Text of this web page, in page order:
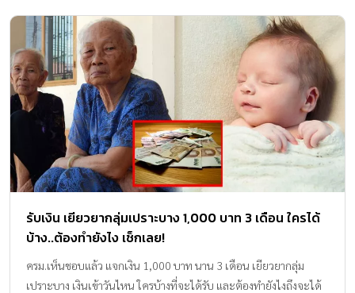
รับเงิน เยียวยากลุ่มเปราะบาง 1,000 บาท 3 เดือน ใครได้
บ้าง..ต้องทำยังไง เช็กเลย!
ครม.เห็นชอบแล้ว แจกเงิน 1,000 บาท นาน 3 เดือน เยียวยากลุ่ม
เปราะบาง เงินเข้าวันไหน ใครบ้างที่จะได้รับ และต้องทำยังไงถึงจะได้